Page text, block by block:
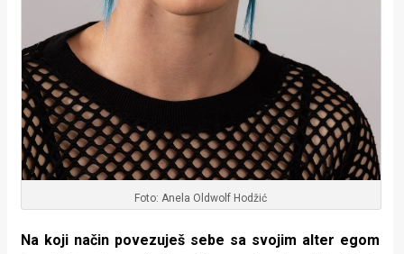
Foto: Anela Oldwolf Hodžić
Na koji način povezuješ sebe sa svojim alter egom